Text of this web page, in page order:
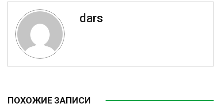
dars
ПОХОЖИЕ ЗАПИСИ